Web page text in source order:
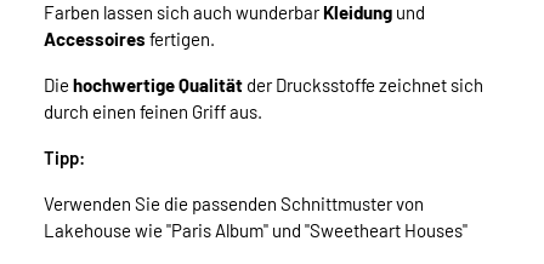
Farben lassen sich auch wunderbarKleidung und
Accessoires fertigen.
Die hochwertige Qualität der Drucksstoffe zeichnet sich
durch einen feinen Griff aus.
Tipp:
Verwenden Sie die passenden Schnittmuster von
Lakehouse wie "Paris Album" und "Sweetheart Houses"